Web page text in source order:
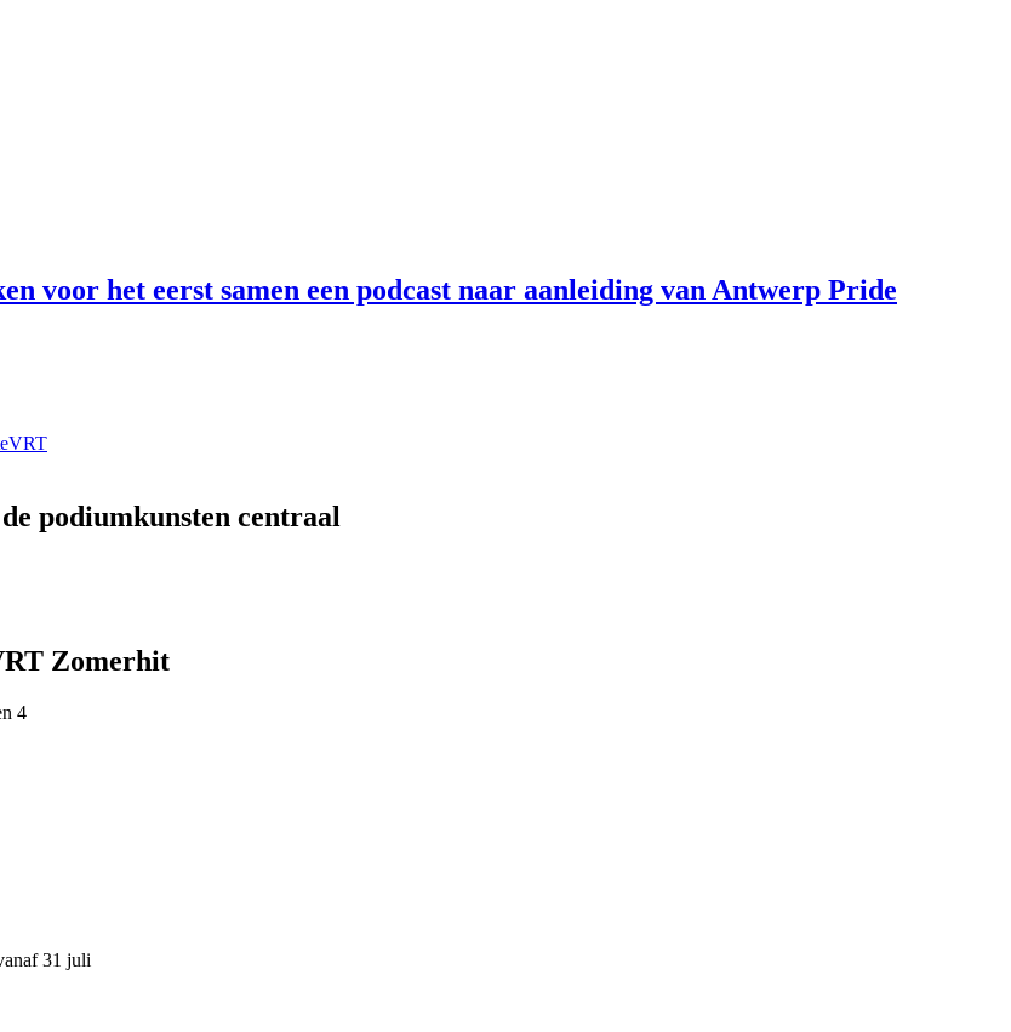
voor het eerst samen een podcast naar aanleiding van Antwerp Pride
VRT
podiumkunsten centraal
Zomerhit
4
31 juli